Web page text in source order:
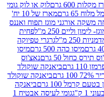
לוק או לוק גומי
מארז של 10 יח'
מוגז תפוח ואננס
מ"ל
פחית
גרגרי טפיוקה
גרם
מיסו
נאצ'וס
ביאנקה שוקולד
ביאנקה שוקולד
ביאנקה
גומי לעיסה אבטיח 1